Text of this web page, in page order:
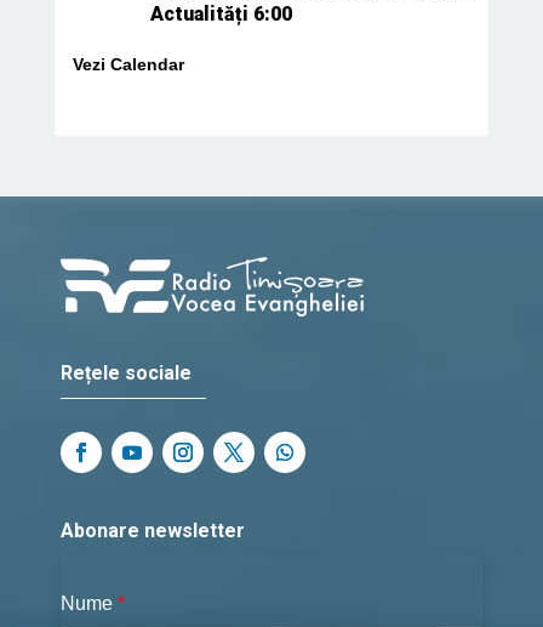
Actualități 6:00
Vezi Calendar
Rețele sociale
Abonare newsletter
Nume *